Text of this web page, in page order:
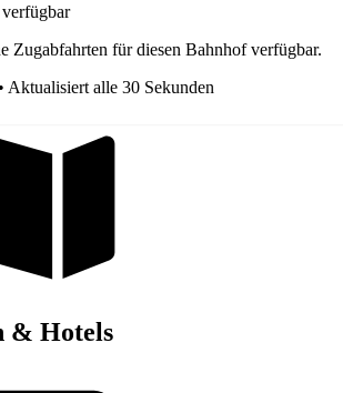
Zugabfahrten für diesen Bahnhof verfügbar.
Aktualisiert alle 30 Sekunden
& Hotels